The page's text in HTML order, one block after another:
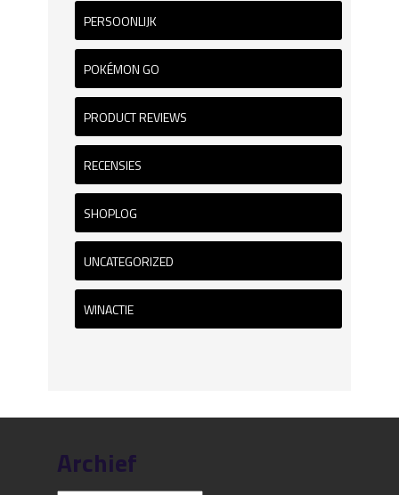
PERSOONLIJK
POKÉMON GO
PRODUCT REVIEWS
RECENSIES
SHOPLOG
UNCATEGORIZED
WINACTIE
Archief